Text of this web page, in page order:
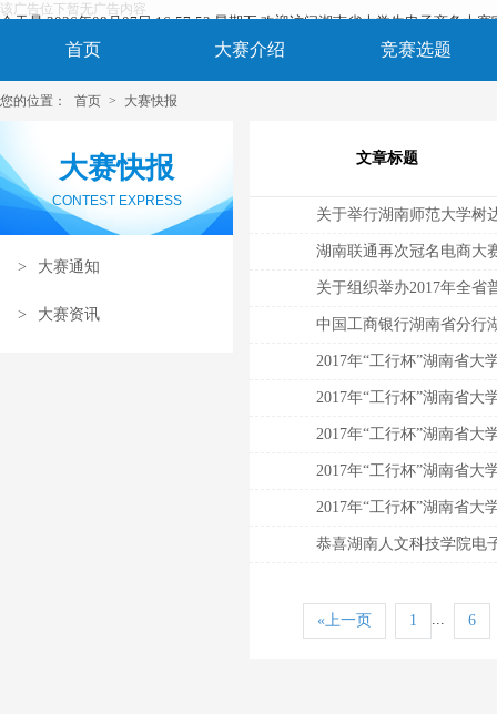
今天是 2026年08月07日 16:57:53 星期五 欢迎访问湖南省大学生电子商务大赛
该广告位下暂无广告内容
首页 大赛介绍 竞赛选题
您的位置： 首页 > 大赛快报
大赛快报
CONTEST EXPRESS
> 大赛通知
> 大赛资讯
文章标题
关于举行湖南师范大学树
湖南联通再次冠名电商大
关于组织举办2017年全省
2017年“工行杯”湖南省大
2017年“工行杯”湖南省大
2017年“工行杯”湖南省大
2017年“工行杯”湖南省大
2017年“工行杯”湖南省大
恭喜湖南人文科技学院电
«上一页 1 ... 6